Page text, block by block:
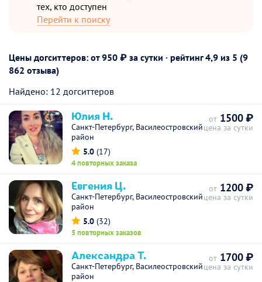
тех, кто доступен
Перейти к поиску
Цены догситтеров: от 950 ₽ за сутки · рейтинг4,9 из 5 (9
862 отзыва)
Найдено: 12 догситтеров
Юлия Н.
Санкт-Петербург, Василеостровский
район
5.0 (17)
4 повторных заказа
от 1500 ₽
цена за сутки
Евгения Ц.
Санкт-Петербург, Василеостровский
район
5.0 (32)
5 повторных заказов
от 1200 ₽
цена за сутки
Александра Т.
Санкт-Петербург, Василеостровский
район
от 1700 ₽
цена за сутки